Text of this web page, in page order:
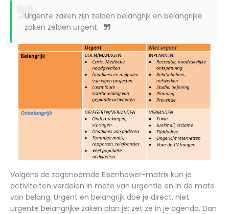
Urgente zaken zijn zelden belangrijk en belangrijke
zaken zelden urgent.
Volgens de zogenoemde Eisenhower-matrix kun je
activiteiten verdelen in mate van urgentie en in de mate
van belang. Urgent en belangrijk doe je direct, niet
urgente belangrijke zaken plan je; zet ze in je agenda. Dan